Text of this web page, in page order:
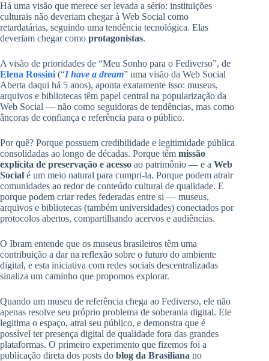
Há uma visão que merece ser levada a sério: instituições
culturais não deveriam chegar à Web Social como
retardatárias, seguindo uma tendência tecnológica. Elas
deveriam chegar como protagonistas.
A visão de prioridades de “Meu Sonho para o Fediverso”, de
Elena Rossini (“I have a dream” uma visão da Web Social
Aberta daqui há 5 anos), aponta exatamente isso: museus,
arquivos e bibliotecas têm papel central na popularização da
Web Social — não como seguidoras de tendências, mas como
âncoras de confiança e referência para o público.
Por quê? Porque possuem credibilidade e legitimidade pública
consolidadas ao longo de décadas. Porque têm missão
explícita de preservação e acesso ao patrimônio — e a Web
Social é um meio natural para cumpri-la. Porque podem atrair
comunidades ao redor de conteúdo cultural de qualidade. E
porque podem criar redes federadas entre si — museus,
arquivos e bibliotecas (também universidades) conectados por
protocolos abertos, compartilhando acervos e audiências.
O Ibram entende que os museus brasileiros têm uma
contribuição a dar na reflexão sobre o futuro do ambiente
digital, e esta iniciativa com redes sociais descentralizadas
sinaliza um caminho que propomos explorar.
Quando um museu de referência chega ao Fediverso, ele não
apenas resolve seu próprio problema de soberania digital. Ele
legitima o espaço, atrai seu público, e demonstra que é
possível ter presença digital de qualidade fora das grandes
plataformas. O primeiro experimento que fizemos foi a
publicação direta dos posts do blog da Brasiliana no